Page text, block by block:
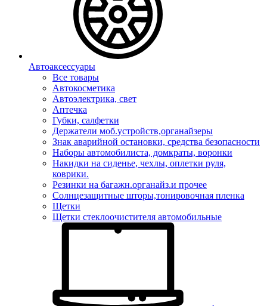
Автоаксессуары
Все товары
Автокосметика
Автоэлектрика, свет
Аптечка
Губки, салфетки
Держатели моб.устройств,органайзеры
Знак аварийной остановки, средства безопасности
Наборы автомобилиста, домкраты, воронки
Накидки на сиденье, чехлы, оплетки руля,
коврики.
Резинки на багажн.органайз.и прочее
Солнцезащитные шторы,тонировочная пленка
Щетки
Щетки стеклоочистителя автомобильные